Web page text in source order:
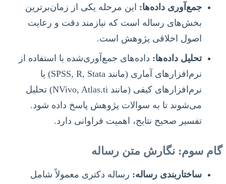
جمع‌آوری داده‌ها: این مرحله یکی از زمان‌برترین
بخش‌های رساله است که نیازمند دقت و رعایت
اصول اخلاقی پژوهش است.
تحلیل داده‌ها: داده‌های جمع‌آوری‌شده با استفاده از
نرم‌افزارهای آماری (مانند SPSS, R, Stata) یا
نرم‌افزارهای کیفی (مانند NVivo, Atlas.ti) تحلیل
می‌شوند تا به سوالات پژوهش پاسخ داده شود.
تفسیر صحیح نتایج، اهمیت فراوانی دارد.
گام سوم: نگارش متن رساله
ساختاربندی رساله: رساله دکتری معمولاً شامل